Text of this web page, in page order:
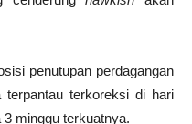
penutupan perdagangan
terkoreksi di hari
minggu terkuatnya.